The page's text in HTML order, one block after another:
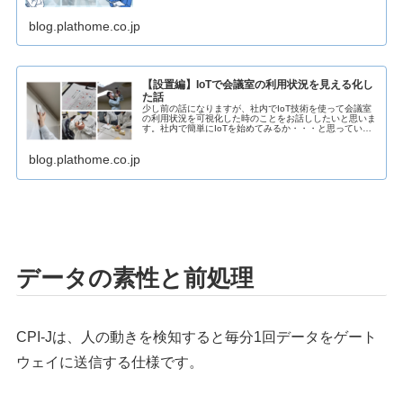
blog.plathome.co.jp
【設置編】IoTで会議室の利用状況を見える化し
た話
少し前の話になりますが、社内でIoT技術を使って会議室
の利用状況を可視化した時のことをお話ししたいと思いま
す。社内で簡単にIoTを始めてみるか・・・と思っている
blog.plathome.co.jp
データの素性と前処理
CPI-Jは、人の動きを検知すると毎分1回データをゲート
ウェイに送信する仕様です。